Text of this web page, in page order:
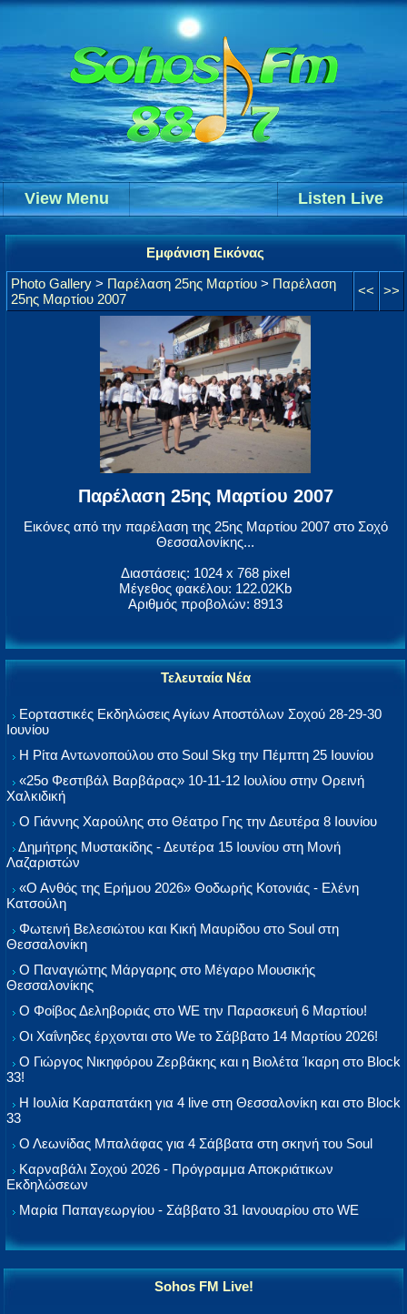
Listen Live
View Menu
Εμφάνιση Εικόνας
Photo Gallery > Παρέλαση 25ης Μαρτίου > Παρέλαση
25ης Μαρτίου 2007
<< >>
Παρέλαση 25ης Μαρτίου 2007
Εικόνες από την παρέλαση της 25ης Μαρτίου 2007 στο Σοχό
Θεσσαλονίκης...
Διαστάσεις: 1024 x 768 pixel
Μέγεθος φακέλου: 122.02Kb
Αριθμός προβολών: 8913
Τελευταία Νέα
Εορταστικές Εκδηλώσεις Αγίων Αποστόλων Σοχού 28-29-30
Ιουνίου
Η Ρίτα Αντωνοπούλου στο Soul Skg την Πέμπτη 25 Ιουνίου
«25ο Φεστιβάλ Βαρβάρας» 10-11-12 Ιουλίου στην Ορεινή
Χαλκιδική
Ο Γιάννης Χαρούλης στο Θέατρο Γης την Δευτέρα 8 Ιουνίου
Δημήτρης Μυστακίδης - Δευτέρα 15 Ιουνίου στη Μονή
Λαζαριστών
«Ο Ανθός της Ερήμου 2026» Θοδωρής Κοτονιάς - Ελένη
Κατσούλη
Φωτεινή Βελεσιώτου και Κική Μαυρίδου στο Soul στη
Θεσσαλονίκη
Ο Παναγιώτης Μάργαρης στο Μέγαρο Μουσικής
Θεσσαλονίκης
Ο Φοίβος Δεληβοριάς στο WE την Παρασκευή 6 Μαρτίου!
Οι Χαΐνηδες έρχονται στο We το Σάββατο 14 Μαρτίου 2026!
Ο Γιώργος Νικηφόρου Ζερβάκης και η Βιολέτα Ίκαρη στο Block
33!
Η Ιουλία Καραπατάκη για 4 live στη Θεσσαλονίκη και στο Block
33
Ο Λεωνίδας Μπαλάφας για 4 Σάββατα στη σκηνή του Soul
Καρναβάλι Σοχού 2026 - Πρόγραμμα Αποκριάτικων
Εκδηλώσεων
Μαρία Παπαγεωργίου - Σάββατο 31 Ιανουαρίου στο WE
Sohos FM Live!